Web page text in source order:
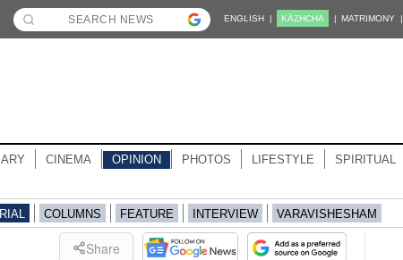
ENGLISH | KĀZHCHA | MATRIMONY |
CINEMA OPINION PHOTOS LIFESTYLE SPIRITUAL
COLUMNS FEATURE INTERVIEW VARAVISHESHAM
Share